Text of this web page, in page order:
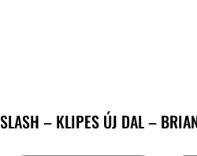
SLASH – KLIPES ÚJ DAL –